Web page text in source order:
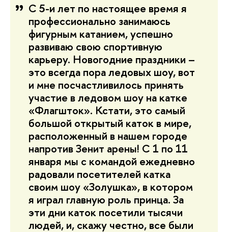
С 5-и лет по настоящее время я
профессионально занимаюсь
фигурным катанием, успешно
развиваю свою спортивную
карьеру. Новогодние праздники –
это всегда пора ледовых шоу, вот
и мне посчастливилось принять
участие в ледовом шоу на катке
«Флагшток». Кстати, это самый
большой открытый каток в мире,
расположенный в нашем городе
напротив Зенит арены! С 1 по 11
января мы с командой ежедневно
радовали посетителей катка
своим шоу «Золушка», в котором
я играл главную роль принца. За
эти дни каток посетили тысячи
людей, и, скажу честно, все были